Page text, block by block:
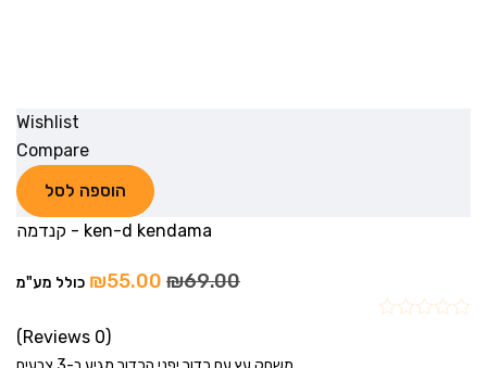
Wishlist
Compare
הוספה לסל
ken-d kendama - קנדמה
₪69.00
₪55.00 כולל מע"מ
(0 Reviews)